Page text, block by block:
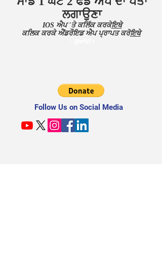
ਲਗਾਉਣਾ
IOS ਐਪ 'ਤੇ ਕਲਿੱਕ ਕਰਕੇਇਥੇ
ਕਲਿਕ ਕਰਕੇ ਐਂਡਰੌਇਡ ਐਪ ਪ੍ਰਾਪਤ ਕਰੋਇਥੇ
Follow Us on Social Media